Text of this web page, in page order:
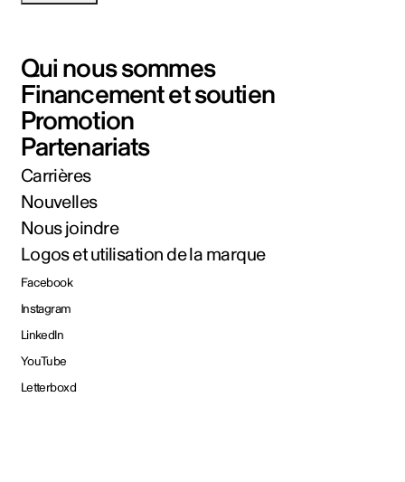
Qui nous sommes
Financement et soutien
Promotion
Partenariats
Carrières
Nouvelles
Nous joindre
Logos et utilisation de la marque
Facebook
Instagram
LinkedIn
YouTube
Letterboxd